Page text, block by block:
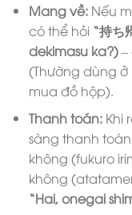
Mang về:Nếu
có thể hỏi “持ち
dekimasu ka?)–
(Thường dùng
mua đồ hộp).
Thanh toán:Khi
sàng thanh
không (fukuro
không
“Hai, onegai